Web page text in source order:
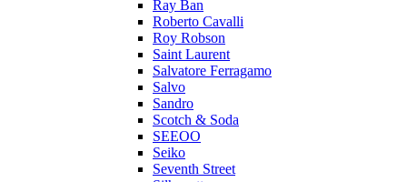
Ray Ban
Roberto Cavalli
Roy Robson
Saint Laurent
Salvatore Ferragamo
Salvo
Sandro
Scotch & Soda
SEEOO
Seiko
Seventh Street